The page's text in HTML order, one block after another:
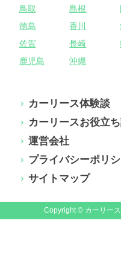
鳥取
島根
徳島
香川
佐賀
長崎
鹿児島
沖縄
カーリース体験談
カーリースお役立
運営会社
プライバシーポリ
サイトマップ
Copyright © カーリー